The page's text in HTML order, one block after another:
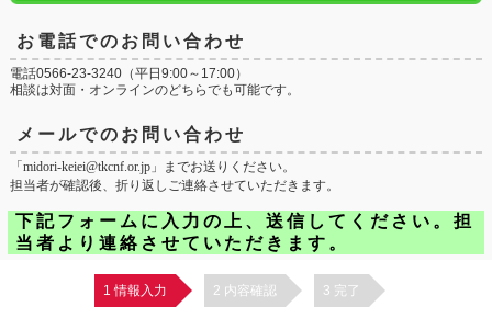
お電話でのお問い合わせ
電話0566-23-3240（平日9:00～17:00）
相談は対面・オンラインのどちらでも可能です。
メールでのお問い合わせ
「midori-keiei@tkcnf.or.jp」までお送りください。
担当者が確認後、折り返しご連絡させていただきます。
下記フォームに入力の上、送信してください。担
当者より連絡させていただきます。